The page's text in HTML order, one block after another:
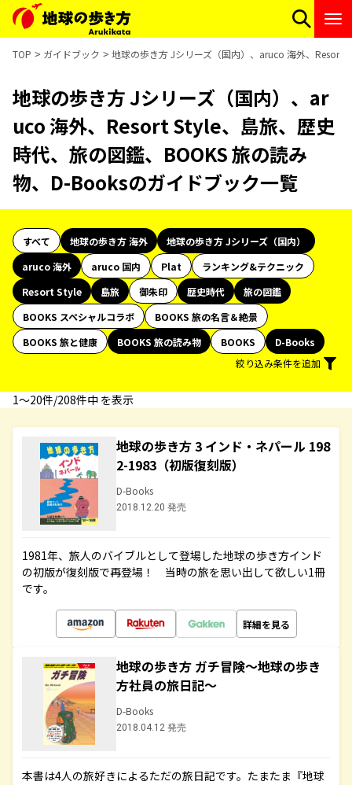
TOP ガイドブック 地球の歩き方 Jシリーズ（国内）、aruco 海外、Resort
地球の歩き方 Jシリーズ（国内）、ar
uco 海外、Resort Style、島旅、歴史
時代、旅の図鑑、BOOKS 旅の読み
物、D-Booksのガイドブック一覧
すべて 地球の歩き方 海外
地球の歩き方 Jシリーズ（国内）
aruco 海外
aruco 国内 Plat
ランキング&テクニック
Resort Style
島旅 御朱印 歴史時代
旅の図鑑
BOOKS スペシャルコラボ
BOOKS 旅の名言＆絶景
BOOKS 旅と健康
BOOKS 旅の読み物 BOOKS
D-Books
絞り込み条件を追加
1〜20件/208件中 を表示
地球の歩き方 3 インド・ネパール 198
2-1983（初版復刻版）
D-Books
2018.12.20 発売
1981年、旅人のバイブルとして登場した地球の歩き方インド
の初版が復刻版で再登場！ 当時の旅を思い出して欲しい1冊
です。
詳細を見る
地球の歩き方 ガチ冒険～地球の歩き
方社員の旅日記～
D-Books
2018.04.12 発売
本書は4人の旅好きによるただの旅日記です。たまたま『地球